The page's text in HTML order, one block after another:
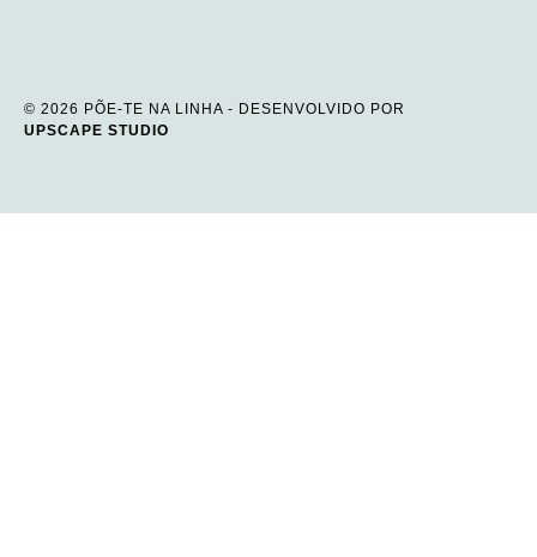
© 2026 PÕE-TE NA LINHA - DESENVOLVIDO POR
UPSCAPE STUDIO